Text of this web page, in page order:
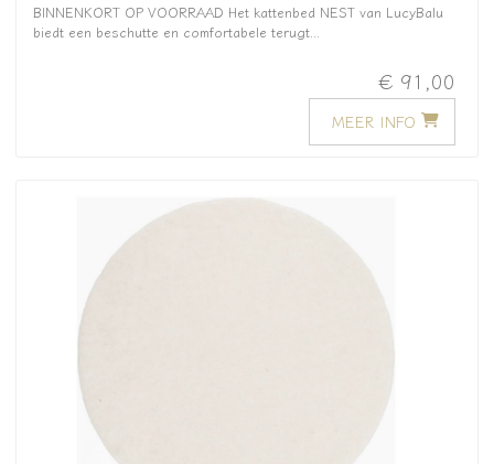
BINNENKORT OP VOORRAAD Het kattenbed NEST van LucyBalu
biedt een beschutte en comfortabele terugt...
€ 91,00
MEER INFO